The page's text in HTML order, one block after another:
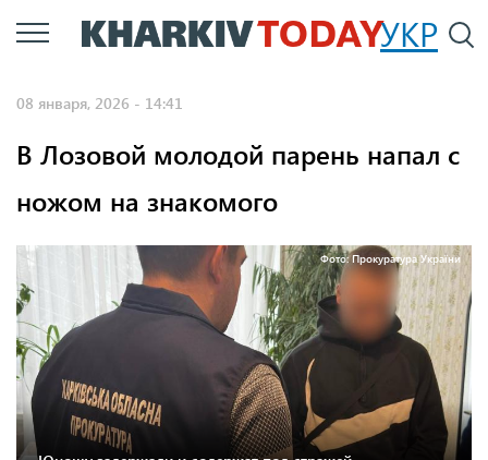
Перейти
к
УКР
08 января, 2026 - 14:41
В Лозовой молодой парень напал с
ножом на знакомого
Фото: Прокуратура України